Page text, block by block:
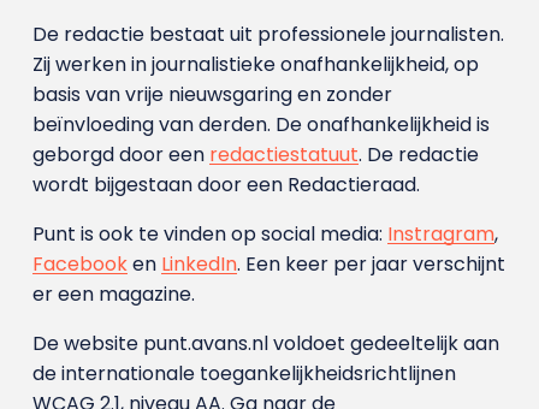
De redactie bestaat uit professionele journalisten.
Zij werken in journalistieke onafhankelijkheid, op
basis van vrije nieuwsgaring en zonder
beïnvloeding van derden. De onafhankelijkheid is
geborgd door een redactiestatuut. De redactie
wordt bijgestaan door een Redactieraad.
Punt is ook te vinden op social media: Instragram,
Facebooken LinkedIn. Een keer per jaar verschijnt
er een magazine.
De website punt.avans.nl voldoet gedeeltelijk aan
de internationale toegankelijkheidsrichtlijnen
WCAG 2.1, niveau AA. Ga naar de